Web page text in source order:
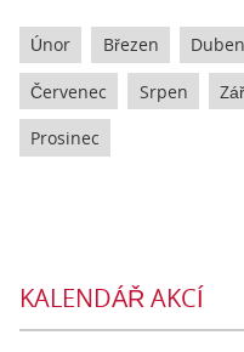
Únor Březen Duben
Červenec Srpen
Prosinec
KALENDÁŘ AKCÍ